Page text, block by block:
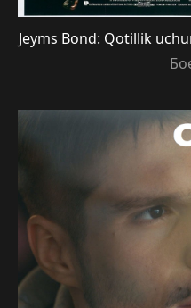
Jeyms Bond: Qotillik